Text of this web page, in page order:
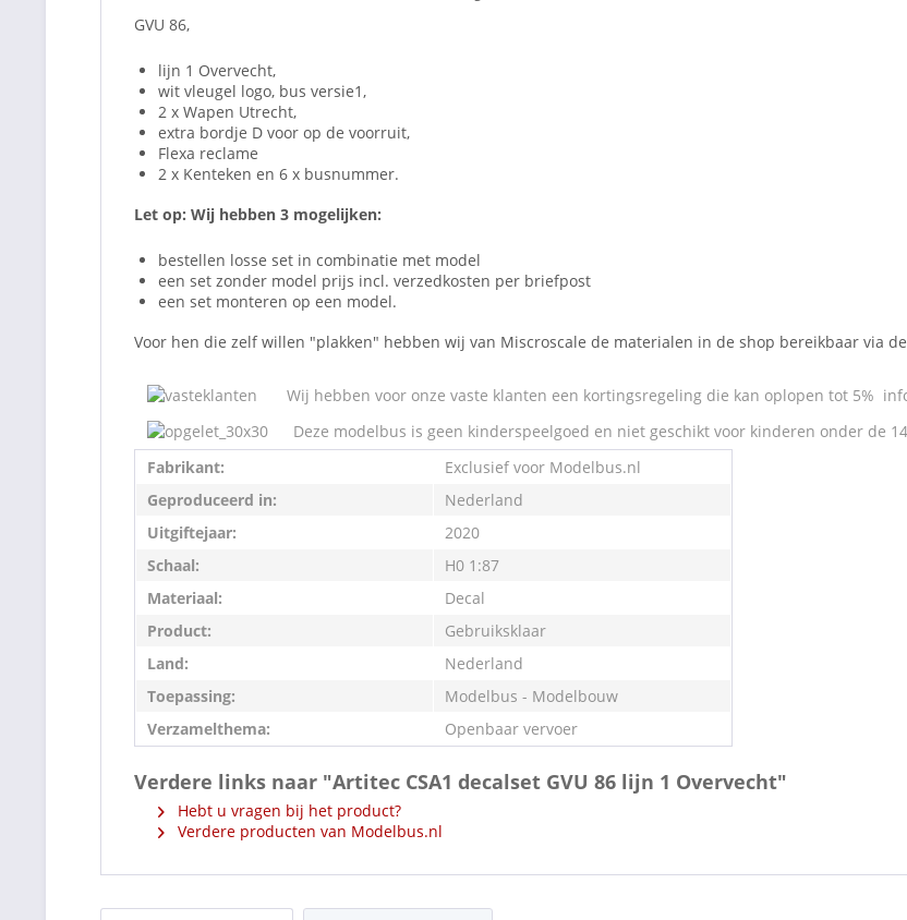
GVU 86,
lijn 1 Overvecht,
wit vleugel logo, bus versie1,
2 x Wapen Utrecht,
extra bordje D voor op de voorruit,
Flexa reclame
2 x Kenteken en 6 x busnummer.
Let op: Wij hebben 3 mogelijken:
bestellen losse set in combinatie met model
een set zonder model prijs incl. verzedkosten per briefpost
een set monteren op een model.
Voor hen die zelf willen "plakken" hebben wij van Miscroscale de materialen in de shop bereikbaar via
Wij hebben voor onze vaste klanten een kortingsregeling die kan oplopen tot 5%
Deze modelbus is geen kinderspeelgoed en niet geschikt voor kinderen onder de
Fabrikant:
Exclusief voor Modelbus.nl
Geproduceerd in:
Nederland
Uitgiftejaar:
2020
Schaal:
H0 1:87
Materiaal:
Decal
Product:
Gebruiksklaar
Land:
Nederland
Toepassing:
Modelbus - Modelbouw
Verzamelthema:
Openbaar vervoer
Verdere links naar "Artitec CSA1 decalset GVU 86 lijn 1 Overvecht"
Hebt u vragen bij het product?
Verdere producten van Modelbus.nl